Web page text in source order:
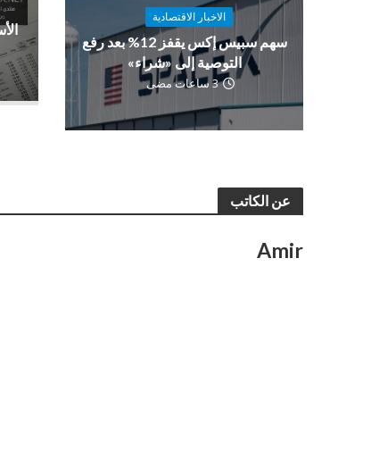
الاخبار الاقتصادية
سهم سبيس إكس يقفز 12% بعد رفع
التوصية إلى «شراء»
3 ساعات مضى
عن الكاتب
Amir